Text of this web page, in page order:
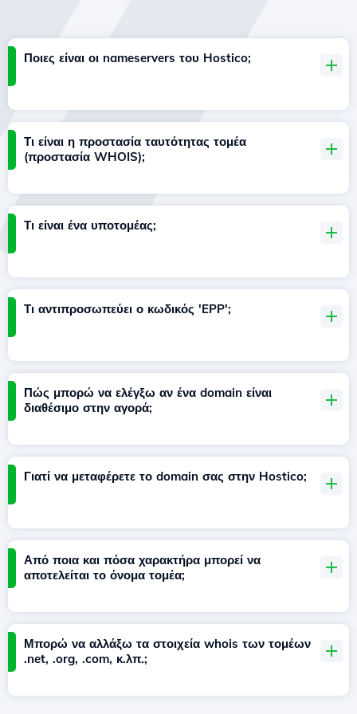
Ποιες είναι οι nameservers του Hostico;
Τι είναι η προστασία ταυτότητας τομέα
(προστασία WHOIS);
Τι είναι ένα υποτομέας;
Τι αντιπροσωπεύει ο κωδικός 'EPP';
Πώς μπορώ να ελέγξω αν ένα domain είναι
διαθέσιμο στην αγορά;
Γιατί να μεταφέρετε το domain σας στην Hostico;
Από ποια και πόσα χαρακτήρα μπορεί να
αποτελείται το όνομα τομέα;
Μπορώ να αλλάξω τα στοιχεία whois των τομέων
.net, .org, .com, κ.λπ.;